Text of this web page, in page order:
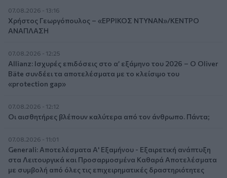
07.08.2026 - 13:16
Χρήστος Γεωργόπουλος – «ΕΡΡΙΚΟΣ ΝΤΥΝΑΝ»/ΚΕΝΤΡΟ
ΑΝΑΠΛΑΣΗ
07.08.2026 - 12:25
Allianz: Ισχυρές επιδόσεις στο α’ εξάμηνο του 2026 – Ο Oliver
Bäte συνδέει τα αποτελέσματα με το κλείσιμο του
«protection gap»
07.08.2026 - 12:12
Οι αισθητήρες βλέπουν καλύτερα από τον άνθρωπο. Πάντα;
07.08.2026 - 11:01
Generali: Αποτελέσματα Α' Εξαμήνου - Εξαιρετική ανάπτυξη
στα Λειτουργικά και Προσαρμοσμένα Καθαρά Αποτελέσματα
με συμβολή από όλες τις επιχειρηματικές δραστηριότητες